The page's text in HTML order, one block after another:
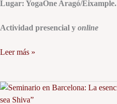
Lugar: YogaOne Aragó/Eixample.
Actividad presencial y online
Leer más »
Seminario
en